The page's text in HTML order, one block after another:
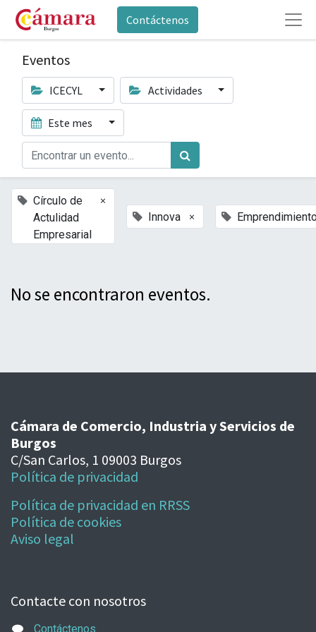
Contáctenos
Eventos
ICECYL Actividades
Este mes
Círculo de
Actulidad
Empresarial
×
Innova ×
No se encontraron eventos.
Cámara de Comercio, Industria y Servicios de
Burgos
C/San Carlos, 1 09003 Burgos
Política de privacidad
Política de privacidad en RRSS
Política de cookies
Aviso legal
Contacte con nosotros
Contáctenos